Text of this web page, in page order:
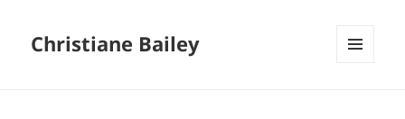
Christiane Bailey